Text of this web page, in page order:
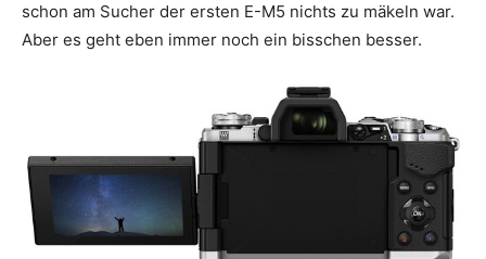
schon am Sucher der ersten E-M5 nichts zu mäkeln war.
Aber es geht eben immer noch ein bisschen besser.